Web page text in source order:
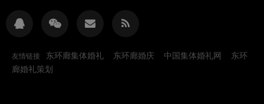
友情链接 东环廊集体婚礼 东环廊婚庆 中国集体婚礼网
东环
廊婚礼策划